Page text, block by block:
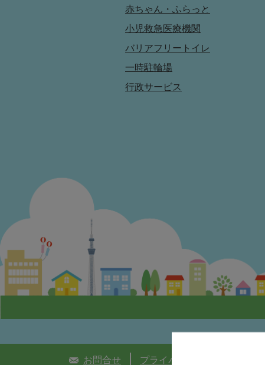
赤ちゃん・ふらっと
小児救急医療機関
バリアフリートイレ
一時駐輪場
行政サービス
お問合せ プライバシーポリシー